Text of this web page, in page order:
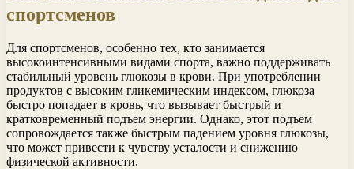
спортсменов
Для спортсменов, особенно тех, кто занимается
высокоинтенсивными видами спорта, важно поддерживать
стабильный уровень глюкозы в крови. При употреблении
продуктов с высоким гликемическим индексом, глюкоза
быстро попадает в кровь, что вызывает быстрый и
кратковременный подъем энергии. Однако, этот подъем
сопровождается также быстрым падением уровня глюкозы,
что может привести к чувству усталости и снижению
физической активности.